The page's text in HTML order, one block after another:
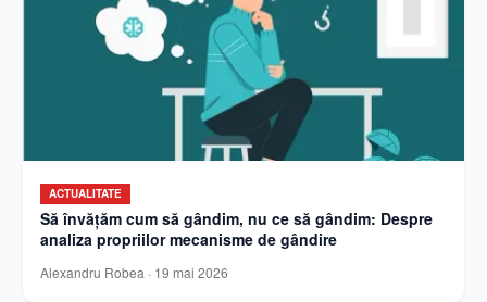
ACTUALITATE
Să învățăm cum să gândim, nu ce să gândim: Despre
analiza propriilor mecanisme de gândire
Alexandru Robea · 19 mai 2026